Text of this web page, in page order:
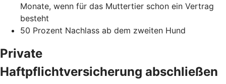
Monate, wenn für das Muttertier schon ein Vertrag
besteht
50 Prozent Nachlass ab dem zweiten Hund
Private
Haftpflichtversicherung abschließen